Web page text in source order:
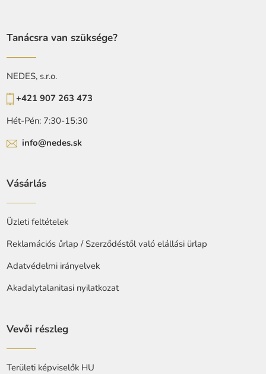
Tanácsra van szüksége?
NEDES, s.r.o.
+421 907 263 473
Hét-Pén: 7:30-15:30
info@nedes.sk
Vásárlás
Üzleti feltételek
Reklamációs űrlap / Szerződéstől való elállási ürlap
Adatvédelmi irányelvek
Akadalytalanitasi nyilatkozat
Vevői részleg
Területi képviselők HU